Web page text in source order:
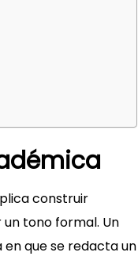
construir
tono formal. Un
que se redacta un